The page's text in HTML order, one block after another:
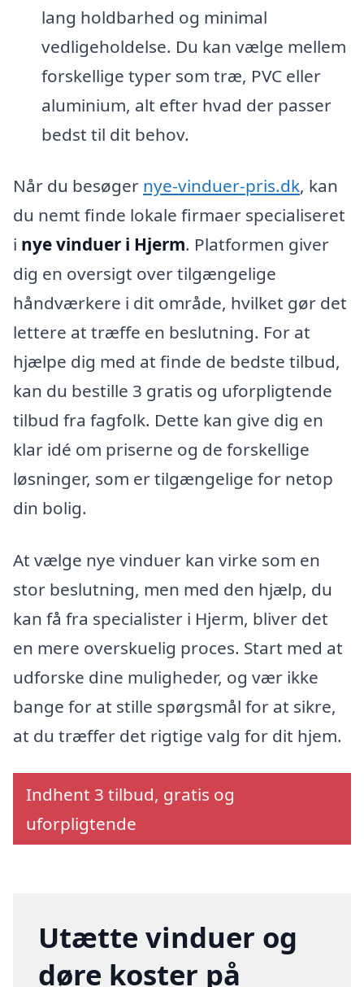
lang holdbarhed og minimal
vedligeholdelse. Du kan vælge mellem
forskellige typer som træ, PVC eller
aluminium, alt efter hvad der passer
bedst til dit behov.
Når du besøger nye-vinduer-pris.dk, kan
du nemt finde lokale firmaer specialiseret
i nye vinduer i Hjerm. Platformen giver
dig en oversigt over tilgængelige
håndværkere i dit område, hvilket gør det
lettere at træffe en beslutning. For at
hjælpe dig med at finde de bedste tilbud,
kan du bestille 3 gratis og uforpligtende
tilbud fra fagfolk. Dette kan give dig en
klar idé om priserne og de forskellige
løsninger, som er tilgængelige for netop
din bolig.
At vælge nye vinduer kan virke som en
stor beslutning, men med den hjælp, du
kan få fra specialister i Hjerm, bliver det
en mere overskuelig proces. Start med at
udforske dine muligheder, og vær ikke
bange for at stille spørgsmål for at sikre,
at du træffer det rigtige valg for dit hjem.
Indhent 3 tilbud, gratis og
uforpligtende
Utætte vinduer og
døre koster på